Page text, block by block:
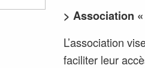
> Association
L’association
faciliter leur